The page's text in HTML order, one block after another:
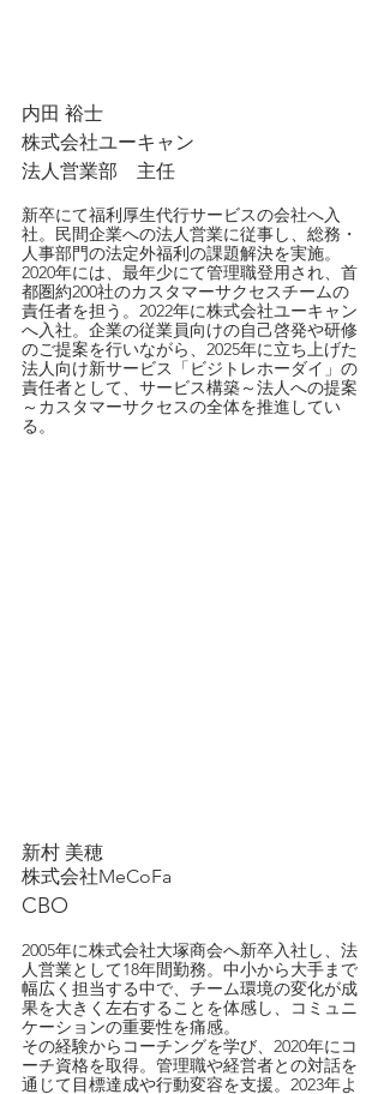
内田 裕士
株式会社ユーキャン
法人営業部　主任
新卒にて福利厚生代行サービスの会社へ入
社。民間企業への法人営業に従事し、総務・
人事部門の法定外福利の課題解決を実施。
2020年には、最年少にて管理職登用され、首
都圏約200社のカスタマーサクセスチームの
責任者を担う。2022年に株式会社ユーキャン
へ入社。企業の従業員向けの自己啓発や研修
のご提案を行いながら、2025年に立ち上げた
法人向け新サービス「ビジトレホーダイ」の
責任者として、サービス構築～法人への提案
～カスタマーサクセスの全体を推進してい
る。
新村 美穂
株式会社MeCoFa
CBO
2005年に株式会社大塚商会へ新卒入社し、法
人営業として18年間勤務。中小から大手まで
幅広く担当する中で、チーム環境の変化が成
果を大きく左右することを体感し、コミュニ
ケーションの重要性を痛感。
その経験からコーチングを学び、2020年にコ
ーチ資格を取得。管理職や経営者との対話を
通じて目標達成や行動変容を支援。2023年よ